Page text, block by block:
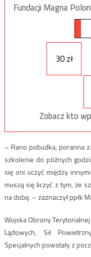
Fundacji Magna
30 zł
Zobacz kto
– Rano pobudka, poranna
szkolenie do późnych
się oni uczyć między
muszą się liczyć z tym, że
na dobę. – zaznaczył ppłk
Wojska Obrony
Lądowych, Sił
Specjalnych powstały z